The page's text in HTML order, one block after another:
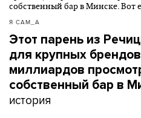
Я САМ_А
Этот парень из
для крупных
миллиардов
собственный бар в
история